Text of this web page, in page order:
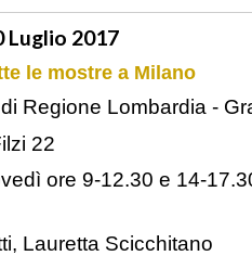
Luglio 2017
le mostre a Milano
Regione Lombardia -
22
ore 9-12.30 e 14-
Lauretta Scicchitano